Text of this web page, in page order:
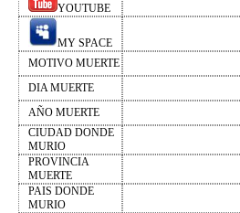
YOUTUBE
MY SPACE
MOTIVO MUERTE
DIA MUERTE
AÑO MUERTE
CIUDAD DONDE
MURIO
PROVINCIA
MUERTE
PAIS DONDE
MURIO